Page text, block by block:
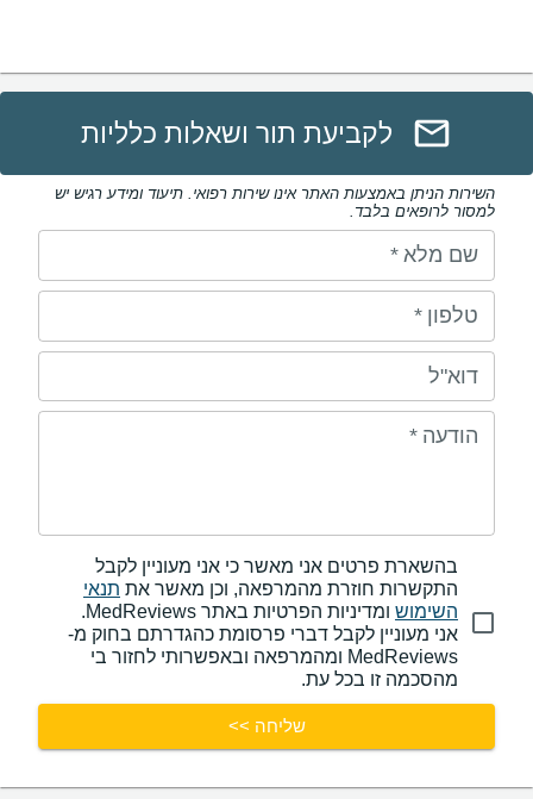
לקביעת תור ושאלות כלליות
השירות הניתן באמצעות האתר אינו שירות רפואי. תיעוד ומידע רגיש יש
למסור לרופאים בלבד.
שם מלא*
טלפון *
דוא"ל
הודעה *
בהשארת פרטים אני מאשר כי אני מעוניין לקבל
התקשרות חוזרת מהמרפאה, וכן מאשר את תנאי
השימוש
ומדיניות הפרטיות באתר MedReviews.
אני מעוניין לקבל דברי פרסומת כהגדרתם בחוק מ-
MedReviews ומהמרפאה ובאפשרותי לחזור בי
מהסכמה זו בכל עת.
שליחה >>